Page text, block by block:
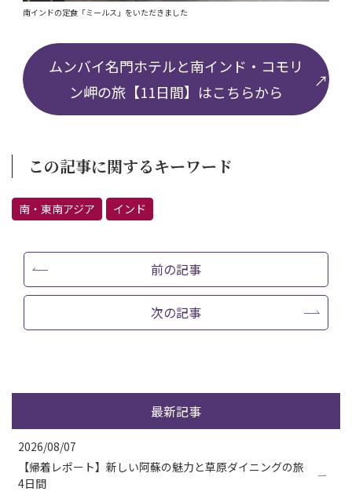
南インドの定食「ミールス」をいただきました
ムンバイ名門ホテルと南インド・コモリ
ン岬の旅【11日間】はこちらから
この記事に関するキーワード
南・東南アジア インド
前の記事
次の記事
最新記事
2026/08/07
【帰着レポート】新しい阿蘇の魅力と草原ダイニングの旅
4日間